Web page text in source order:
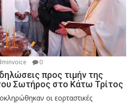
0
προς τιμήν της
Σωτήρος στο Κάτω Τρίτος
οι εορταστικές